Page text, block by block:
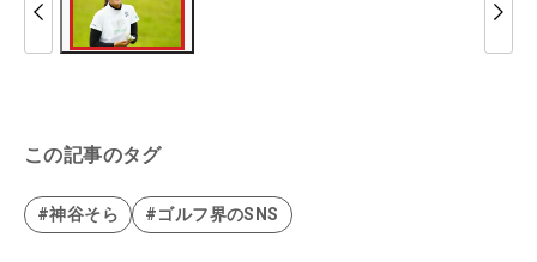
この記事のタグ
#神谷そら #ゴルフ界のSNS